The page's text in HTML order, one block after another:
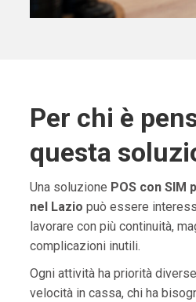
Per chi è
questa
Una soluzione POS con SIM
nel Lazio può essere
lavorare con più continuità,
complicazioni inutili.
Ogni attività ha priorità
velocità in cassa, chi ha